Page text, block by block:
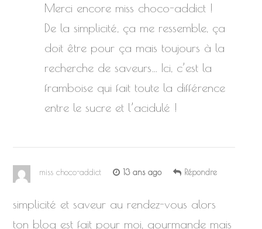
Merci encore miss choco-addict !
De la simplicité, ça me ressemble, ça
doit être pour ça mais toujours à la
recherche de saveurs… Ici, c’est la
framboise qui fait toute la différence
entre le sucre et l’acidulé !
miss choco-addict 13 ans ago Répondre
simplicité et saveur au rendez-vous alors
ton blog est fait pour moi, gourmande mais